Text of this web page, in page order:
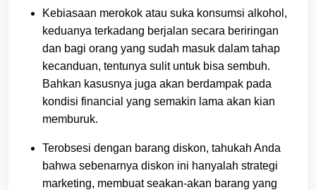
Kebiasaan merokok atau suka konsumsi alkohol,
keduanya terkadang berjalan secara beriringan
dan bagi orang yang sudah masuk dalam tahap
kecanduan, tentunya sulit untuk bisa sembuh.
Bahkan kasusnya juga akan berdampak pada
kondisi financial yang semakin lama akan kian
memburuk.
Terobsesi dengan barang diskon, tahukah Anda
bahwa sebenarnya diskon ini hanyalah strategi
marketing, membuat seakan-akan barang yang